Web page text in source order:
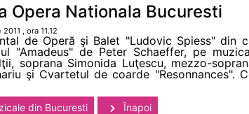
Opera Nationala Bucuresti
, ora 11.12
de Operă şi Balet "Ludovic Spiess" din
"Amadeus" de Peter Schaeffer, pe
soprana Simonida Luţescu, mezzo-
şi Cvartetul de coarde "Resonnances".
din Bucuresti Înapoi